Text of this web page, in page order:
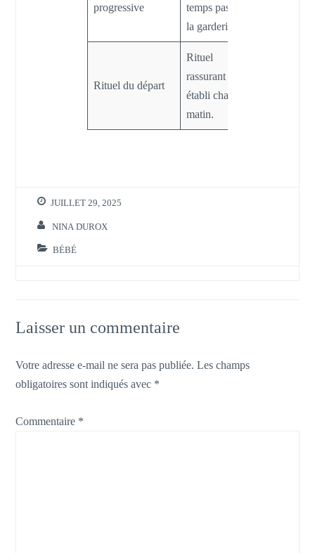
progressive
temps passé à
la garderie.
Rituel du départ
Rituel
rassurant
établi chaque
matin.
JUILLET 29, 2025
NINA DUROX
BÉBÉ
Laisser un commentaire
Votre adresse e-mail ne sera pas publiée. Les champs
obligatoires sont indiqués avec *
Commentaire *